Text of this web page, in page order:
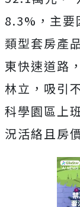
8.3%，主要
類型套房產
東快速道路
林立，吸引
科學園區上
況活絡且房